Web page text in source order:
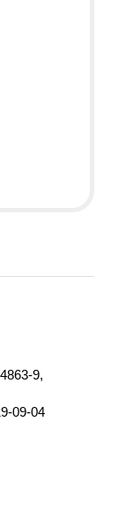
9,
09-04